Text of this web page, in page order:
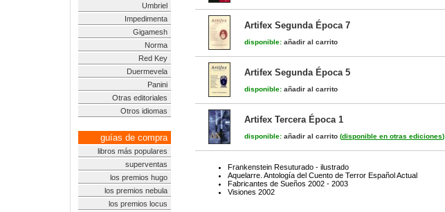
Umbriel
Impedimenta
Gigamesh
Norma
Red Key
Duermevela
Panini
Otras editoriales
Otros idiomas
guías de compra
libros más populares
superventas
los premios hugo
los premios nebula
los premios locus
Artifex Segunda Época 7
disponible: añadir al carrito
Artifex Segunda Época 5
disponible: añadir al carrito
Artifex Tercera Época 1
disponible: añadir al carrito (disponible en otras ediciones)
Frankenstein Resuturado - ilustrado
Aquelarre. Antología del Cuento de Terror Español Actual
Fabricantes de Sueños 2002 - 2003
Visiones 2002